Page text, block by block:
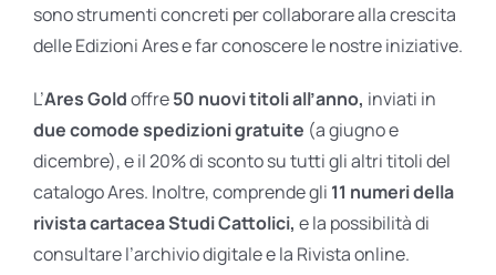
sono strumenti concreti per collaborare alla crescita
delle Edizioni Ares e far conoscere le nostre iniziative.
L’Ares Goldoffre50 nuovi titoli all’anno, inviati in
due comode spedizioni gratuite (a giugno e
dicembre), e il 20% di sconto su tutti gli altri titoli del
catalogo Ares. Inoltre, comprende gli 11 numeri della
rivista cartacea Studi Cattolici, e la possibilità di
consultare l’archivio digitale e la Rivista online.